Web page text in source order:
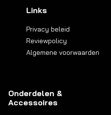
Links
Privacy beleid
Reviewpolicy
Algemene voorwaarden
Onderdelen &
Accessoires